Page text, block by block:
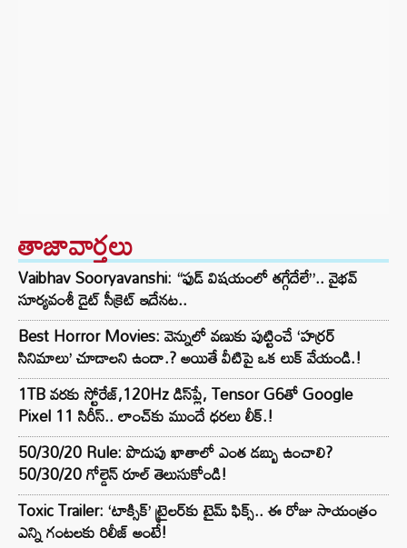
తాజావార్తలు
Vaibhav Sooryavanshi: “ఫుడ్ విషయంలో తగ్గేదేలే”.. వైభవ్
సూర్యవంశీ డైట్ సీక్రెట్ ఇదేనట..
Best Horror Movies: వెన్నులో వణుకు పుట్టించే ‘హర్రర్
సినిమాలు’ చూడాలని ఉందా.? అయితే వీటిపై ఒక లుక్ వేయండి.!
1TB వరకు స్టోరేజ్,120Hz డిస్‌ప్లే, Tensor G6తో Google
Pixel 11 సిరీస్.. లాంచ్⁭కు ముందే ధరలు లీక్.!
50/30/20 Rule: పొదుపు ఖాతాలో ఎంత డబ్బు ఉంచాలి?
50/30/20 గోల్డెన్ రూల్ తెలుసుకోండి!
Toxic Trailer: ‘టాక్సిక్’ ట్రైలర్‌కు టైమ్ ఫిక్స్.. ఈ రోజు సాయంత్రం
ఎన్ని గంటలకు రిలీజ్ అంటే!